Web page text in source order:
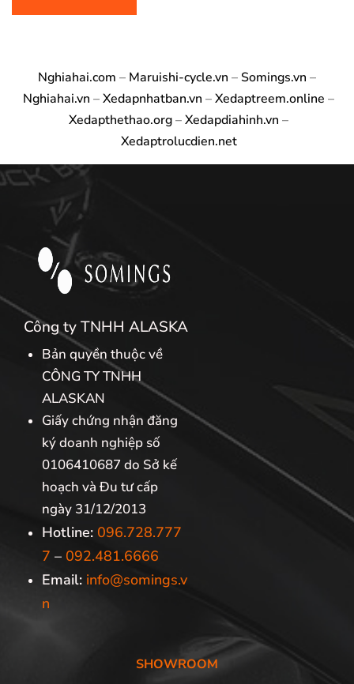
Nghiahai.com – Maruishi-cycle.vn – Somings.vn –
Nghiahai.vn –Xedapnhatban.vn –Xedaptreem.online –
Xedapthethao.org–Xedapdiahinh.vn –
Xedaptrolucdien.net
Công ty TNHH ALASKA
Bản quyền thuộc về
CÔNG TY TNHH
ALASKAN
Giấy chứng nhận đăng
ký doanh nghiệp số
0106410687 do Sở kế
hoạch và Đu tư cấp
ngày 31/12/2013
Hotline: 096.728.777
7 – 092.481.6666
Email: info@somings.v
n
SHOWROOM